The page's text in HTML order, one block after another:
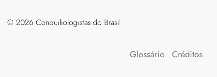
©️ 2026 Conquiliologistas do Brasil
Glossário Créditos